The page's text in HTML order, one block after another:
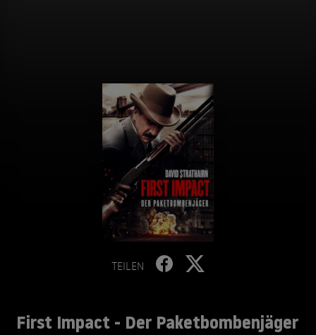
TEILEN
First Impact - Der Paketbombenjäger